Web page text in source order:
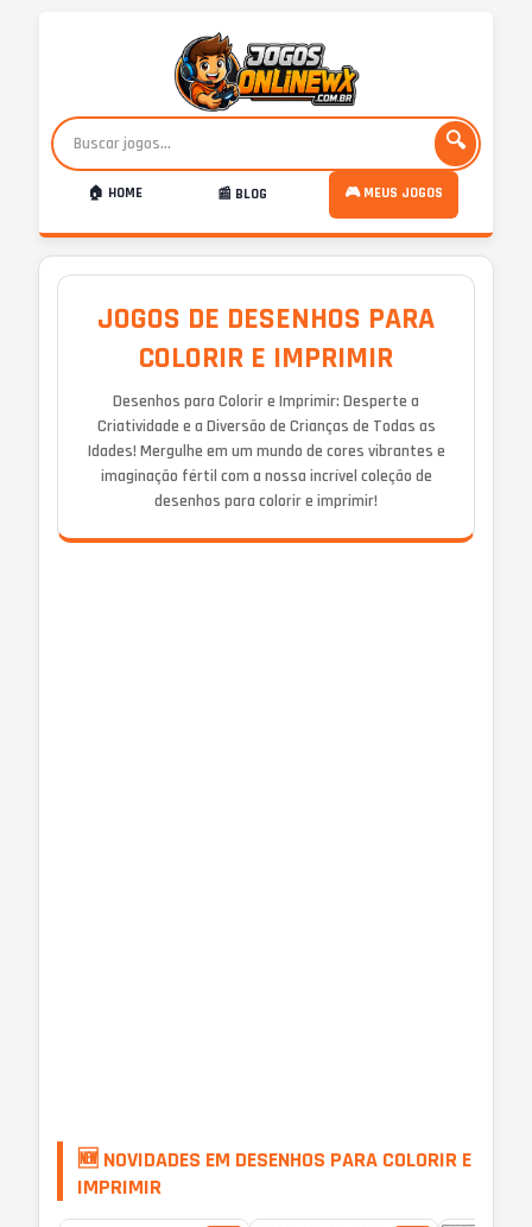
🔍
🏠 HOME 📰 BLOG 🎮 MEUS JOGOS
JOGOS DE DESENHOS PARA
COLORIR E IMPRIMIR
Desenhos para Colorir e Imprimir: Desperte a
Criatividade e a Diversão de Crianças de Todas as
Idades! Mergulhe em um mundo de cores vibrantes e
imaginação fértil com a nossa incrível coleção de
desenhos para colorir e imprimir!
🆕 NOVIDADES EM DESENHOS PARA COLORIR E
IMPRIMIR